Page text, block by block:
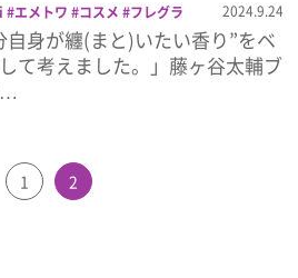
エメトワ コスメ
フレグラ
谷太輔
2024.9.24
自身が纏(まと)いたい香り”をベ
て考えました。」藤ヶ谷太輔ブ
1 2